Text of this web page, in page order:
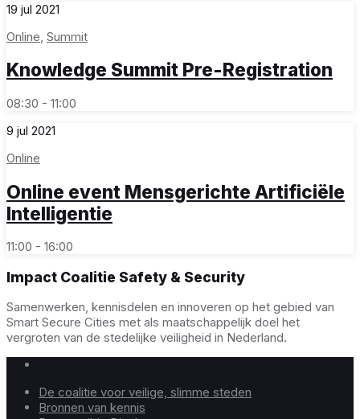
19 jul 2021
Online Summit
Knowledge Summit Pre-Registration
08:30 - 11:00
9 jul 2021
Online
Online event Mensgerichte Artificiële
Intelligentie
11:00 - 16:00
Impact Coalitie Safety & Security
Samenwerken, kennisdelen en innoveren op het gebied van
Smart Secure Cities met als maatschappelijk doel het
vergroten van de stedelijke veiligheid in Nederland.
De coalitie voor veilige, slimme steden
Bronnen van kennis